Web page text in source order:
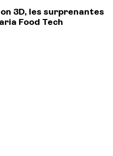
3D, les surprenantes
Food Tech